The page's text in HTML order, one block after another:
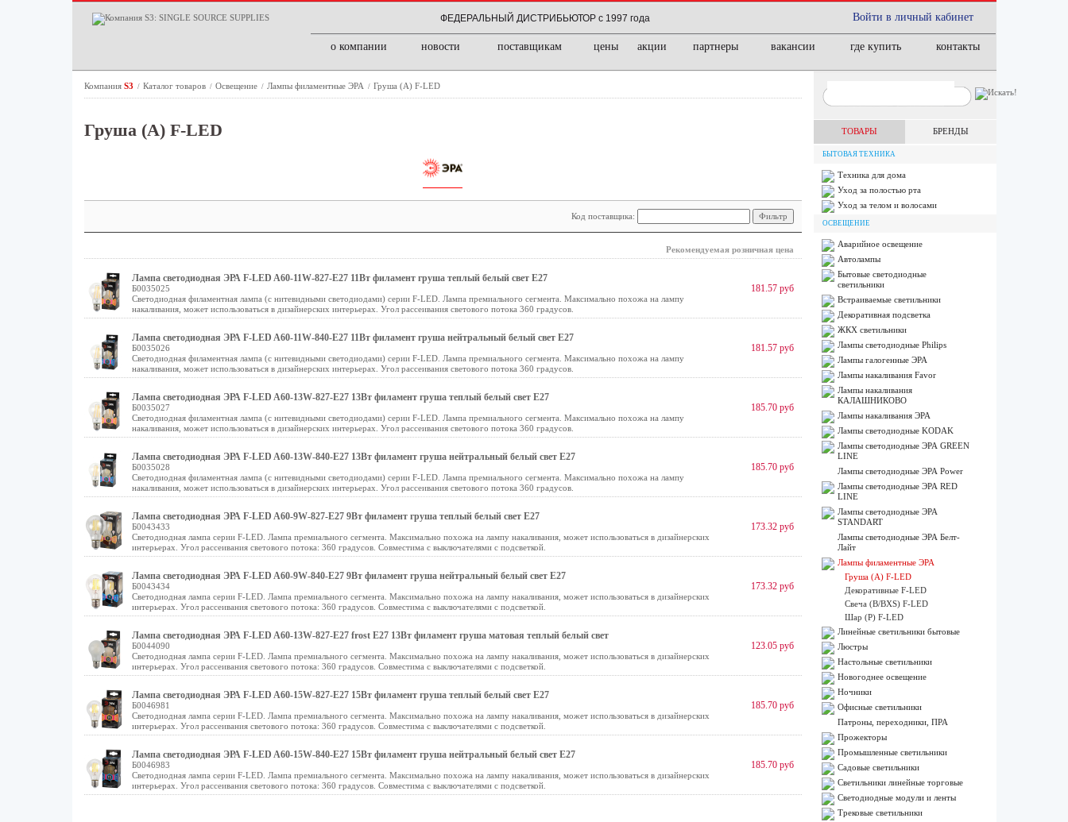
Войти в личный кабинет
ФЕДЕРАЛЬНЫЙ ДИСТРИБЬЮТОР с 1997 года
о компании новости поставщикам цены акции партнеры вакансии где купить контакты
Компания S3 / Каталог товаров / Освещение / Лампы филаментные ЭРА / Груша (A) F-LED
Груша (A) F-LED
Код поставщика:
Рекомендуемая розничная цена
Лампа светодиодная ЭРА F-LED A60-11W-827-E27 11Вт филамент груша теплый белый свет E27
Б0035025
Светодиодная филаментная лампа (с нитевидными светодиодами) серии F-LED. Лампа премиального сегмента. Максимально похожа на лампу
накаливания, может использоваться в дизайнерских интерьерах. Угол рассеивания светового потока 360 градусов.
181.57 руб
Лампа светодиодная ЭРА F-LED A60-11W-840-E27 11Вт филамент груша нейтральный белый свет E27
Б0035026
Светодиодная филаментная лампа (с нитевидными светодиодами) серии F-LED. Лампа премиального сегмента. Максимально похожа на лампу
накаливания, может использоваться в дизайнерских интерьерах. Угол рассеивания светового потока 360 градусов.
181.57 руб
Лампа светодиодная ЭРА F-LED A60-13W-827-E27 13Вт филамент груша теплый белый свет E27
Б0035027
Светодиодная филаментная лампа (с нитевидными светодиодами) серии F-LED. Лампа премиального сегмента. Максимально похожа на лампу
накаливания, может использоваться в дизайнерских интерьерах. Угол рассеивания светового потока 360 градусов.
185.70 руб
Лампа светодиодная ЭРА F-LED A60-13W-840-E27 13Вт филамент груша нейтральный белый свет E27
Б0035028
Светодиодная филаментная лампа (с нитевидными светодиодами) серии F-LED. Лампа премиального сегмента. Максимально похожа на лампу
накаливания, может использоваться в дизайнерских интерьерах. Угол рассеивания светового потока 360 градусов.
185.70 руб
Лампа светодиодная ЭРА F-LED A60-9W-827-E27 9Вт филамент груша теплый белый свет E27
Б0043433
Светодиодная лампа серии F-LED. Лампа премиального сегмента. Максимально похожа на лампу накаливания, может использоваться в дизайнерских
интерьерах. Угол рассеивания светового потока: 360 градусов. Совместима с выключателями с подсветкой.
173.32 руб
Лампа светодиодная ЭРА F-LED A60-9W-840-E27 9Вт филамент груша нейтральный белый свет E27
Б0043434
Светодиодная лампа серии F-LED. Лампа премиального сегмента. Максимально похожа на лампу накаливания, может использоваться в дизайнерских
интерьерах. Угол рассеивания светового потока: 360 градусов. Совместима с выключателями с подсветкой.
173.32 руб
Лампа светодиодная ЭРА F-LED A60-13W-827-E27 frost Е27 13Вт филамент груша матовая теплый белый свет
Б0044090
Светодиодная лампа серии F-LED. Лампа премиального сегмента. Максимально похожа на лампу накаливания, может использоваться в дизайнерских
интерьерах. Угол рассеивания светового потока: 360 градусов. Совместима с выключателями с подсветкой.
123.05 руб
Лампа светодиодная ЭРА F-LED A60-15W-827-E27 15Вт филамент груша теплый белый свет E27
Б0046981
Светодиодная лампа серии F-LED. Лампа премиального сегмента. Максимально похожа на лампу накаливания, может использоваться в дизайнерских
интерьерах. Угол рассеивания светового потока: 360 градусов. Совместима с выключателями с подсветкой.
185.70 руб
Лампа светодиодная ЭРА F-LED A60-15W-840-E27 15Вт филамент груша нейтральный белый свет E27
Б0046983
Светодиодная лампа серии F-LED. Лампа премиального сегмента. Максимально похожа на лампу накаливания, может использоваться в дизайнерских
интерьерах. Угол рассеивания светового потока: 360 градусов. Совместима с выключателями с подсветкой.
185.70 руб
ТОВАРЫ БРЕНДЫ
БЫТОВАЯ ТЕХНИКА
Техника для дома
Уход за полостью рта
Уход за телом и волосами
ОСВЕЩЕНИЕ
Аварийное освещение
Автолампы
Бытовые светодиодные
светильники
Встраиваемые светильники
Декоративная подсветка
ЖКХ светильники
Лампы cветодиодные Philips
Лампы галогенные ЭРА
Лампы накаливания Favor
Лампы накаливания
КАЛАШНИКОВО
Лампы накаливания ЭРА
Лампы светодиодные KODAK
Лампы светодиодные ЭРА GREEN
LINE
Лампы светодиодные ЭРА Power
Лампы светодиодные ЭРА RED
LINE
Лампы светодиодные ЭРА
STANDART
Лампы светодиодные ЭРА Белт-
Лайт
Лампы филаментные ЭРА
Груша (A) F-LED
Декоративные F-LED
Свеча (B/BXS) F-LED
Шар (P) F-LED
Линейные светильники бытовые
Люстры
Настольные светильники
Новогоднее освещение
Ночники
Офисные светильники
Патроны, переходники, ПРА
Прожекторы
Промышленные светильники
Садовые светильники
Светильники линейные торговые
Светодиодные модули и ленты
Трековые светильники